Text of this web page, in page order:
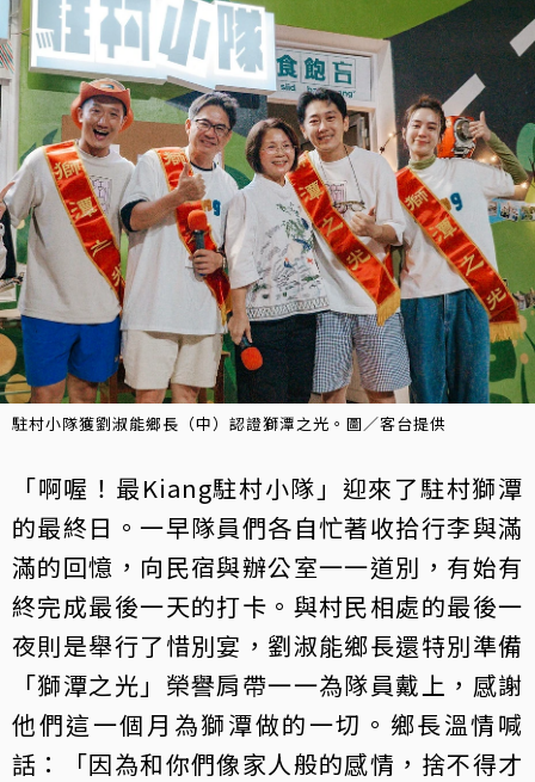
駐村小隊獲劉淑能鄉長（中）認證獅潭之光。圖／客台提供
「啊喔！最Kiang駐村小隊」迎來了駐村獅潭
的最終日。一早隊員們各自忙著收拾行李與滿
滿的回憶，向民宿與辦公室一一道別，有始有
終完成最後一天的打卡。與村民相處的最後一
夜則是舉行了惜別宴，劉淑能鄉長還特別準備
「獅潭之光」榮譽肩帶一一為隊員戴上，感謝
他們這一個月為獅潭做的一切。鄉長溫情喊
話：「因為和你們像家人般的感情，捨不得才